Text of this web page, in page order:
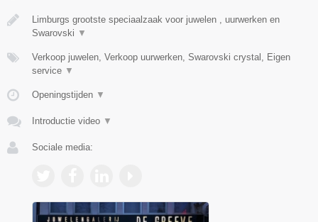
Limburgs grootste speciaalzaak voor juwelen , uurwerken en
Swarovski ▼
Verkoop juwelen, Verkoop uurwerken, Swarovski crystal, Eigen
service ▼
Openingstijden ▼
Introductie video ▼
Sociale media: